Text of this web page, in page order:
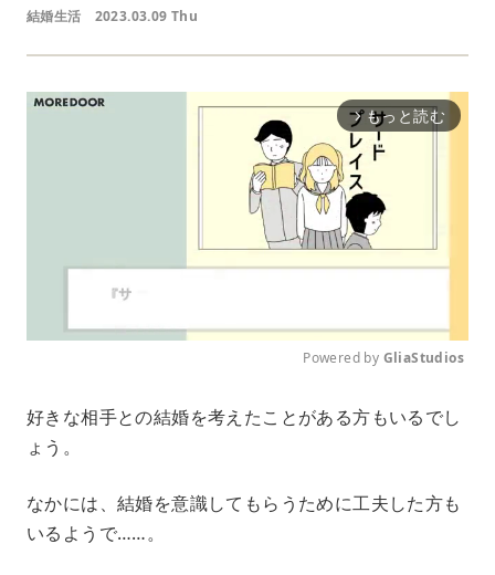
結婚生活 2023.03.09 Thu
arrow_forward_ios もっと読む
u
Powered by GliaStudios
好きな相手との結婚を考えたことがある方もいるでし
ょう。
なかには、結婚を意識してもらうために工夫した方も
いるようで……。